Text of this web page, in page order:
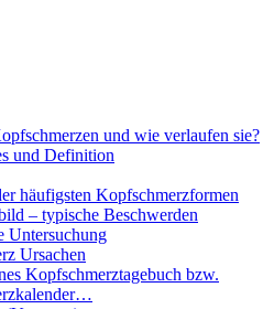
und wie verlaufen sie?
und Definition
häufigsten Kopfschmerzformen
– typische Beschwerden
Untersuchung
Ursachen
Kopfschmerztagebuch bzw.